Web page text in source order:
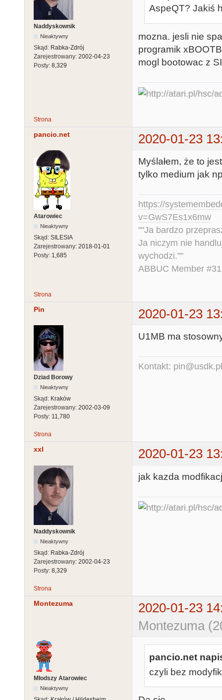
Naddyskownik
Nieaktywny
Skąd: Rabka-Zdrój
Zarejestrowany: 2002-04-23
Posty: 8,329
AspeQT? Jakiś
mozna. jesli nie
programik
mogl bootowac z
Strona
pancio.net 2020-01-23
Atarowiec
Nieaktywny
Skąd: SILESIA
Zarejestrowany: 2018-01-01
Posty: 1,685
Myślałem, że to
tylko medium jak
https://
v=GwS7Es1x6mw
""Ja bardzo
Ja niczym nie
wychodzi.""
ABBUC Member
Strona
Pin 2020-01-23
Dziad Borowy
Nieaktywny
Skąd: Kraków
Zarejestrowany: 2002-03-09
Posty: 11,780
U1MB ma
Kontakt: pin@usdk.pl
Strona
xxl 2020-01-23
Naddyskownik
Nieaktywny
Skąd: Rabka-Zdrój
Zarejestrowany: 2002-04-23
Posty: 8,329
jak kazda
Strona
Montezuma
2020-01-23
Montezuma
Młodszy Atarowiec
Nieaktywny
pancio.net
czyli bez